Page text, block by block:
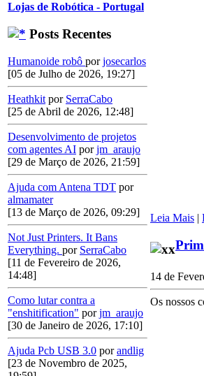
Lojas de Robótica - Portugal
Posts Recentes
Humanoide robô porjosecarlos
[05 de Julho de 2026, 19:27]
Heathkit por SerraCabo
[25 de Abril de 2026, 12:48]
Desenvolvimento de projetos
com agentes AI porjm_araujo
[29 de Março de 2026, 21:59]
Ajuda com Antena TDT por
almamater
[13 de Março de 2026, 09:29]
Not Just Printers. It Bans
Everything. por SerraCabo
[11 de Fevereiro de 2026,
14:48]
Como lutar contra a
"enshitification" porjm_araujo
[30 de Janeiro de 2026, 17:10]
Ajuda Pcb USB 3.0 porandlig
[23 de Novembro de 2025,
Leia Mais |
14 de
Os nossos